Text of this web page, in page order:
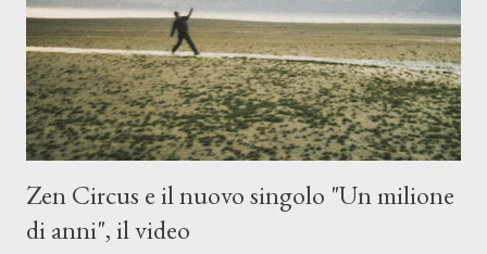
è, di questa estate che...". E' raro fare uscire come singolo una
cover, ma...
Zen Circus e il nuovo singolo "Un milione
di anni", il video